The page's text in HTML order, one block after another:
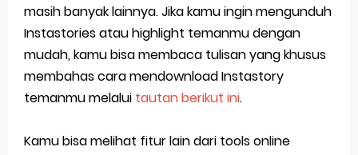
masih banyak lainnya. Jika kamu ingin mengunduh
Instastories atau highlight temanmu dengan
mudah, kamu bisa membaca tulisan yang khusus
membahas cara mendownload Instastory
temanmu melalui tautan berikut ini.
Kamu bisa melihat fitur lain dari tools online